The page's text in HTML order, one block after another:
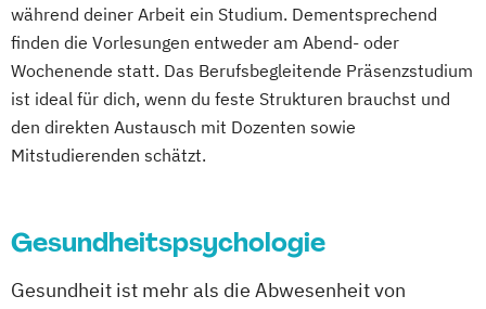
während deiner Arbeit ein Studium. Dementsprechend
finden die Vorlesungen entweder am Abend- oder
Wochenende statt. Das Berufsbegleitende Präsenzstudium
ist ideal für dich, wenn du feste Strukturen brauchst und
den direkten Austausch mit Dozenten sowie
Mitstudierenden schätzt.
Gesundheitspsychologie
Gesundheit ist mehr als die Abwesenheit von